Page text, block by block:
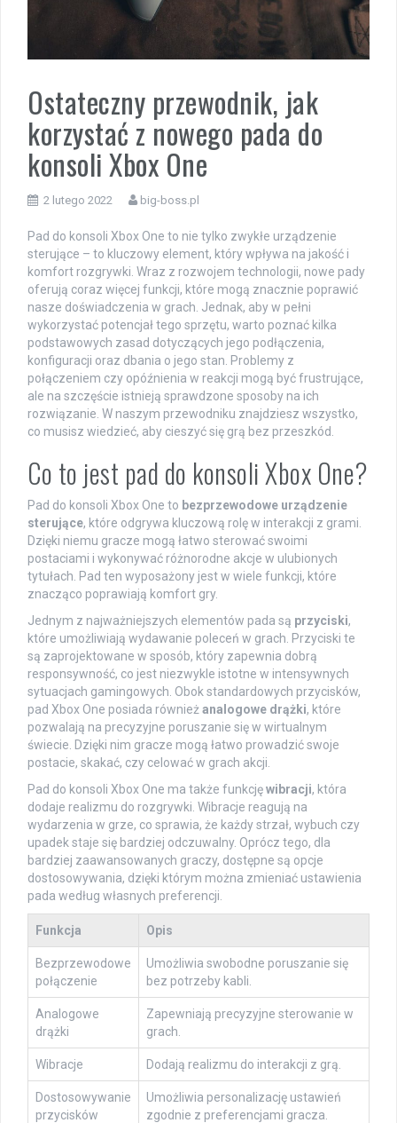
Ostateczny przewodnik, jak
korzystać z nowego pada do
konsoli Xbox One
2 lutego 2022 big-boss.pl
Pad do konsoli Xbox One to nie tylko zwykłe urządzenie
sterujące – to kluczowy element, który wpływa na jakość i
komfort rozgrywki. Wraz z rozwojem technologii, nowe pady
oferują coraz więcej funkcji, które mogą znacznie poprawić
nasze doświadczenia w grach. Jednak, aby w pełni
wykorzystać potencjał tego sprzętu, warto poznać kilka
podstawowych zasad dotyczących jego podłączenia,
konfiguracji oraz dbania o jego stan. Problemy z
połączeniem czy opóźnienia w reakcji mogą być frustrujące,
ale na szczęście istnieją sprawdzone sposoby na ich
rozwiązanie. W naszym przewodniku znajdziesz wszystko,
co musisz wiedzieć, aby cieszyć się grą bez przeszkód.
Co to jest pad do konsoli Xbox One?
Pad do konsoli Xbox One to bezprzewodowe urządzenie
sterujące, które odgrywa kluczową rolę w interakcji z grami.
Dzięki niemu gracze mogą łatwo sterować swoimi
postaciami i wykonywać różnorodne akcje w ulubionych
tytułach. Pad ten wyposażony jest w wiele funkcji, które
znacząco poprawiają komfort gry.
Jednym z najważniejszych elementów pada są przyciski,
które umożliwiają wydawanie poleceń w grach. Przyciski te
są zaprojektowane w sposób, który zapewnia dobrą
responsywność, co jest niezwykle istotne w intensywnych
sytuacjach gamingowych. Obok standardowych przycisków,
pad Xbox One posiada również analogowe drążki, które
pozwalają na precyzyjne poruszanie się w wirtualnym
świecie. Dzięki nim gracze mogą łatwo prowadzić swoje
postacie, skakać, czy celować w grach akcji.
Pad do konsoli Xbox One ma także funkcjęwibracji, która
dodaje realizmu do rozgrywki. Wibracje reagują na
wydarzenia w grze, co sprawia, że każdy strzał, wybuch czy
upadek staje się bardziej odczuwalny. Oprócz tego, dla
bardziej zaawansowanych graczy, dostępne są opcje
dostosowywania, dzięki którym można zmieniać ustawienia
pada według własnych preferencji.
Funkcja Opis
Bezprzewodowe
połączenie
Umożliwia swobodne poruszanie się
bez potrzeby kabli.
Analogowe
drążki
Zapewniają precyzyjne sterowanie w
grach.
Wibracje Dodają realizmu do interakcji z grą.
Dostosowywanie
przycisków
Umożliwia personalizację ustawień
zgodnie z preferencjami gracza.